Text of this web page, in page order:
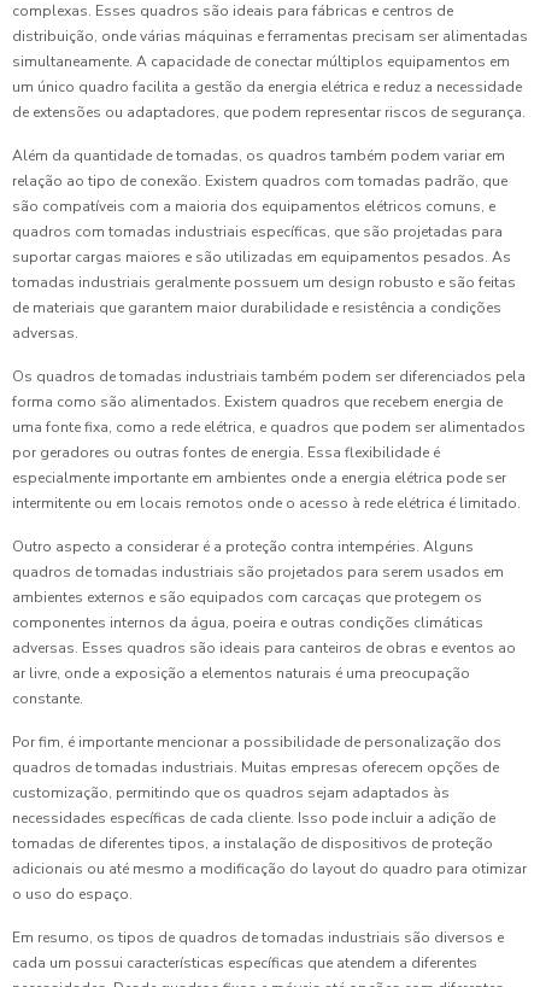
complexas. Esses quadros são ideais para fábricas e centros de
distribuição, onde várias máquinas e ferramentas precisam ser alimentadas
simultaneamente. A capacidade de conectar múltiplos equipamentos em
um único quadro facilita a gestão da energia elétrica e reduz a necessidade
de extensões ou adaptadores, que podem representar riscos de segurança.
Além da quantidade de tomadas, os quadros também podem variar em
relação ao tipo de conexão. Existem quadros com tomadas padrão, que
são compatíveis com a maioria dos equipamentos elétricos comuns, e
quadros com tomadas industriais específicas, que são projetadas para
suportar cargas maiores e são utilizadas em equipamentos pesados. As
tomadas industriais geralmente possuem um design robusto e são feitas
de materiais que garantem maior durabilidade e resistência a condições
adversas.
Os quadros de tomadas industriais também podem ser diferenciados pela
forma como são alimentados. Existem quadros que recebem energia de
uma fonte fixa, como a rede elétrica, e quadros que podem ser alimentados
por geradores ou outras fontes de energia. Essa flexibilidade é
especialmente importante em ambientes onde a energia elétrica pode ser
intermitente ou em locais remotos onde o acesso à rede elétrica é limitado.
Outro aspecto a considerar é a proteção contra intempéries. Alguns
quadros de tomadas industriais são projetados para serem usados em
ambientes externos e são equipados com carcaças que protegem os
componentes internos da água, poeira e outras condições climáticas
adversas. Esses quadros são ideais para canteiros de obras e eventos ao
ar livre, onde a exposição a elementos naturais é uma preocupação
constante.
Por fim, é importante mencionar a possibilidade de personalização dos
quadros de tomadas industriais. Muitas empresas oferecem opções de
customização, permitindo que os quadros sejam adaptados às
necessidades específicas de cada cliente. Isso pode incluir a adição de
tomadas de diferentes tipos, a instalação de dispositivos de proteção
adicionais ou até mesmo a modificação do layout do quadro para otimizar
o uso do espaço.
Em resumo, os tipos de quadros de tomadas industriais são diversos e
cada um possui características específicas que atendem a diferentes